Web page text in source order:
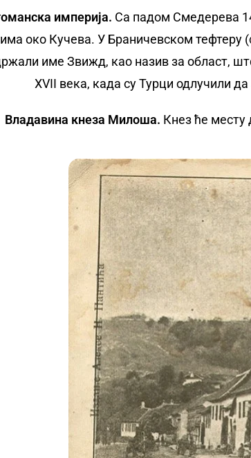
империја. Са падом Смедерева
око Кучева. У Браничевском тефтеру
име Звижд, као назив за област,
XVII века, када су Турци одлучили
Владавина кнеза Милоша. Кнез ће